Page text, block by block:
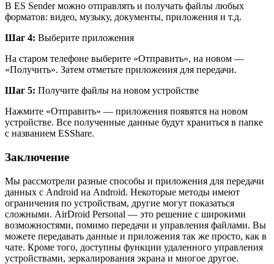
В ES Sender можно отправлять и получать файлы любых
форматов: видео, музыку, документы, приложения и т.д.
Шаг 4: Выберите приложения
На старом телефоне выберите «Отправить», на новом —
«Получить». Затем отметьте приложения для передачи.
Шаг 5: Получите файлы на новом устройстве
Нажмите «Отправить» — приложения появятся на новом
устройстве. Все полученные данные будут храниться в папке
с названием ESShare.
Заключение
Мы рассмотрели разные способы и приложения для передачи
данных с Android на Android. Некоторые методы имеют
ограничения по устройствам, другие могут показаться
сложными. AirDroid Personal — это решение с широкими
возможностями, помимо передачи и управления файлами. Вы
можете передавать данные и приложения так же просто, как в
чате. Кроме того, доступны функции удаленного управления
устройствами, зеркалирования экрана и многое другое.